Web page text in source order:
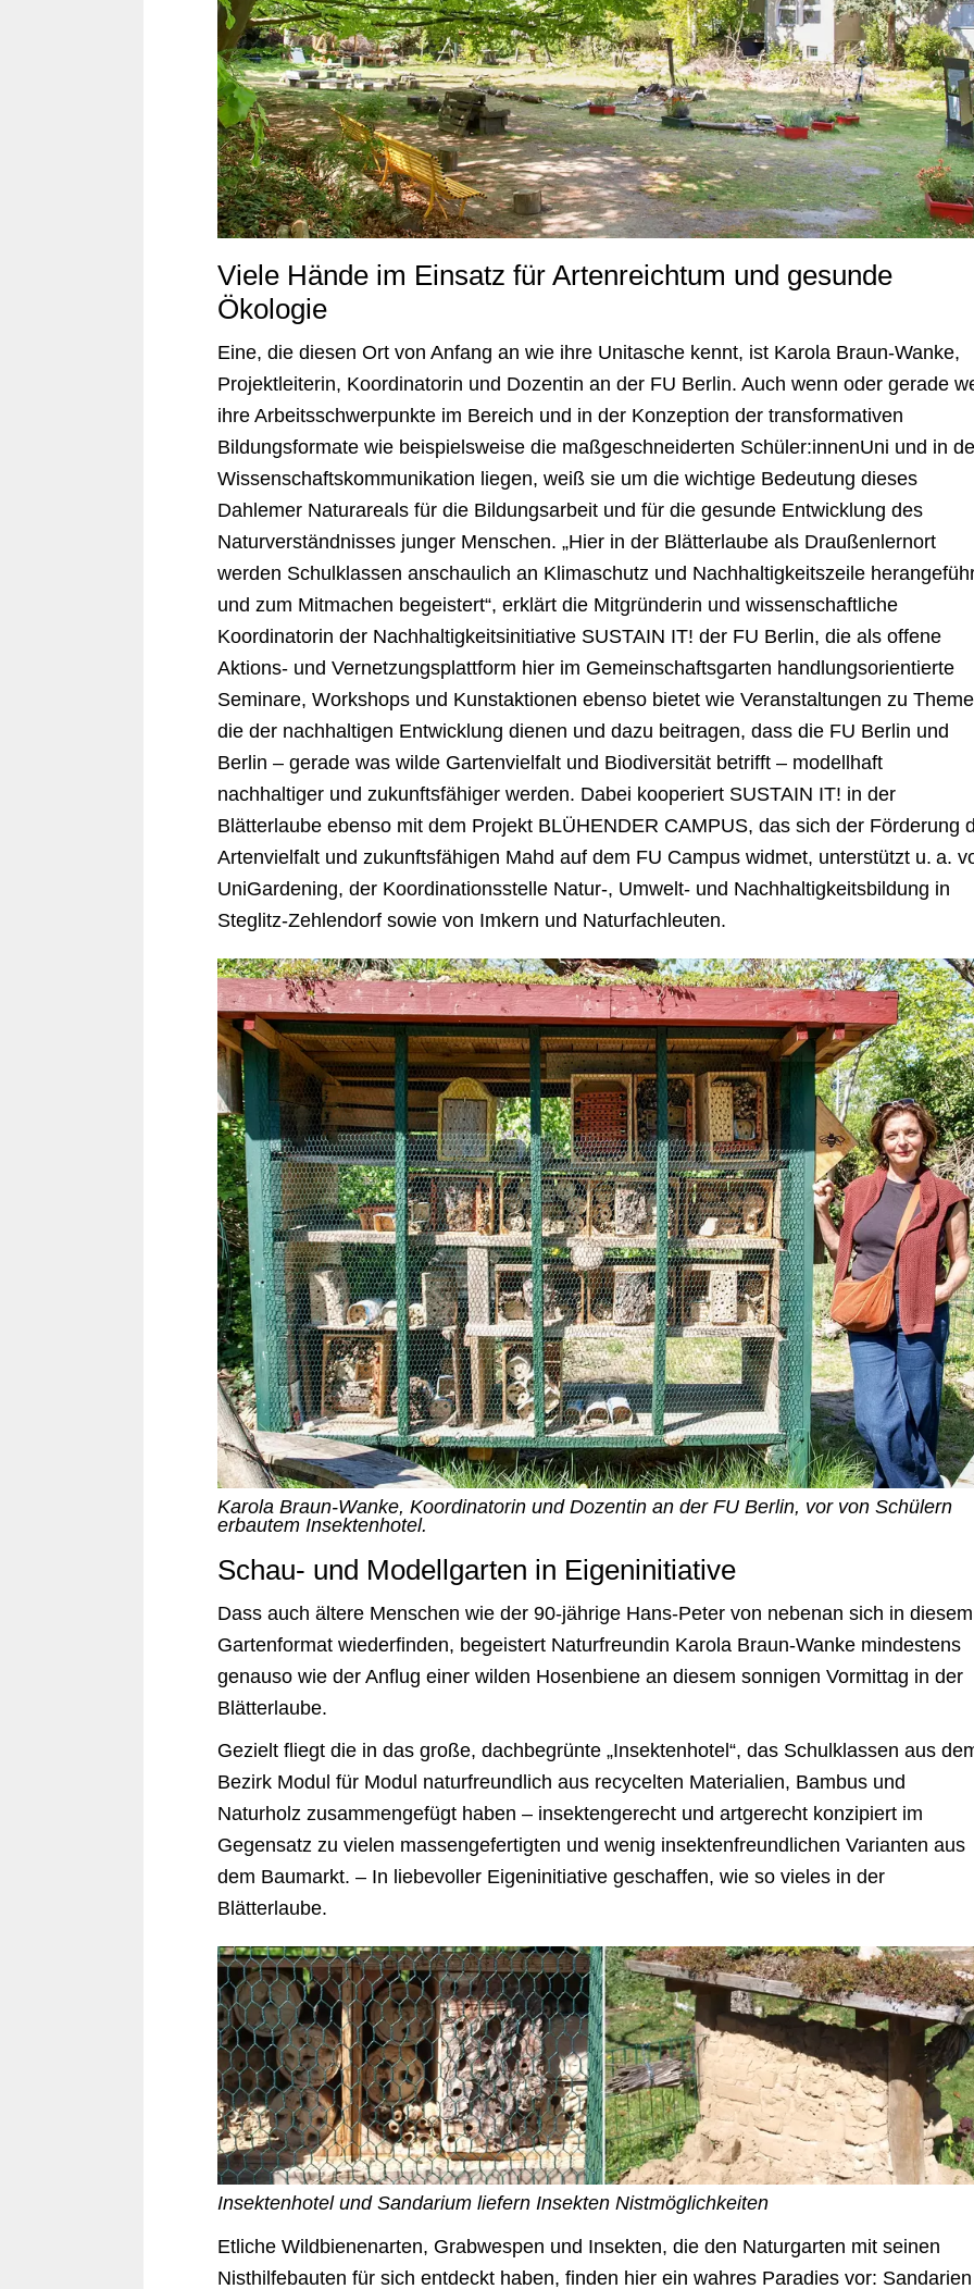
Viele Hände im Einsatz für Artenreichtum und gesunde
Ökologie
Eine, die diesen Ort von Anfang an wie ihre Unitasche kennt, ist Karola Braun-Wanke,
Projektleiterin, Koordinatorin und Dozentin an der FU Berlin. Auch wenn oder gerade
ihre Arbeitsschwerpunkte im Bereich und in der Konzeption der transformativen
Bildungsformate wie beispielsweise die maßgeschneiderten Schüler:innenUni und in
Wissenschaftskommunikation liegen, weiß sie um die wichtige Bedeutung dieses
Dahlemer Naturareals für die Bildungsarbeit und für die gesunde Entwicklung des
Naturverständnisses junger Menschen. „Hier in der Blätterlaube als Draußenlernort
werden Schulklassen anschaulich an Klimaschutz und Nachhaltigkeitszeile
und zum Mitmachen begeistert“, erklärt die Mitgründerin und wissenschaftliche
Koordinatorin der Nachhaltigkeitsinitiative SUSTAIN IT! der FU Berlin, die als offene
Aktions- und Vernetzungsplattform hier im Gemeinschaftsgarten handlungsorientierte
Seminare, Workshops und Kunstaktionen ebenso bietet wie Veranstaltungen zu
die der nachhaltigen Entwicklung dienen und dazu beitragen, dass die FU Berlin und
Berlin – gerade was wilde Gartenvielfalt und Biodiversität betrifft – modellhaft
nachhaltiger und zukunftsfähiger werden. Dabei kooperiert SUSTAIN IT! in der
Blätterlaube ebenso mit dem Projekt BLÜHENDER CAMPUS, das sich der Förderung
Artenvielfalt und zukunftsfähigen Mahd auf dem FU Campus widmet, unterstützt u. a.
UniGardening, der Koordinationsstelle Natur-, Umwelt- und Nachhaltigkeitsbildung in
Steglitz-Zehlendorf sowie von Imkern und Naturfachleuten.
Karola Braun-Wanke, Koordinatorin und Dozentin an der FU Berlin, vor von Schülern
erbautem Insektenhotel.
Schau- und Modellgarten in Eigeninitiative
Dass auch ältere Menschen wie der 90-jährige Hans-Peter von nebenan sich in diesem
Gartenformat wiederfinden, begeistert Naturfreundin Karola Braun-Wanke mindestens
genauso wie der Anflug einer wilden Hosenbiene an diesem sonnigen Vormittag in der
Blätterlaube.
Gezielt fliegt die in das große, dachbegrünte „Insektenhotel“, das Schulklassen aus
Bezirk Modul für Modul naturfreundlich aus recycelten Materialien, Bambus und
Naturholz zusammengefügt haben – insektengerecht und artgerecht konzipiert im
Gegensatz zu vielen massengefertigten und wenig insektenfreundlichen Varianten aus
dem Baumarkt. – In liebevoller Eigeninitiative geschaffen, wie so vieles in der
Blätterlaube.
Insektenhotel und Sandarium liefern Insekten Nistmöglichkeiten
Etliche Wildbienenarten, Grabwespen und Insekten, die den Naturgarten mit seinen
Nisthilfebauten für sich entdeckt haben, finden hier ein wahres Paradies vor: Sandarien